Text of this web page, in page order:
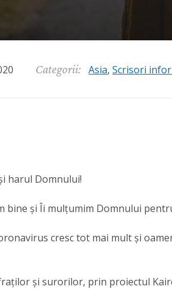
Categorii: Asia,Scrisori
harul Domnului!
bine și Îi mulțumim Domnului
cresc tot mai mult și
și surorilor, prin proiectul